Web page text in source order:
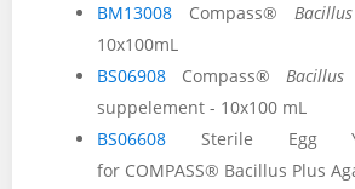
BM13008 Compass®
10x100mL
BS06908 Compass® Bacillus
suppelement - 10x100 mL
BS06608 Sterile Egg
for COMPASS® Bacillus Plus